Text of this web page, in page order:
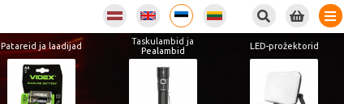
Patareid ja laadijad
Taskulambid ja
Pealambid
LED-prožektorid